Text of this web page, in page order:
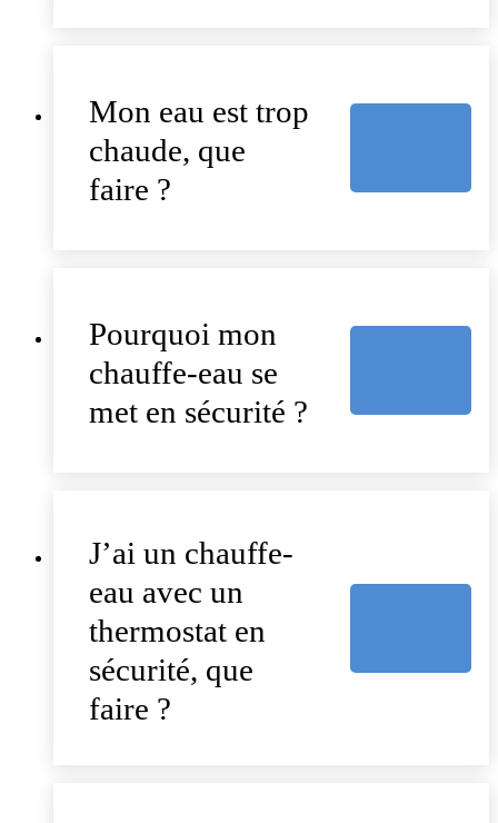
Mon eau est trop
chaude, que
faire ?
Pourquoi mon
chauffe-eau se
met en sécurité ?
J’ai un chauffe-
eau avec un
thermostat en
sécurité, que
faire ?